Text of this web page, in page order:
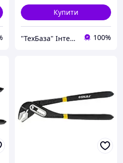
Купити
"ТехБаза" Інтернет магазин 100%